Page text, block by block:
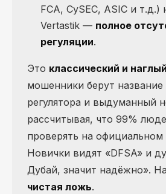
FCA, CySEC, ASIC и т.д.)
Vertastik — полное
регуляции.
Это классический и
мошенники берут название
регулятора и выдуманный
рассчитывая, что 99%
проверять на официальном
Новички видят «DFSA» и
Дубай, значит надёжно».
чистая ложь.